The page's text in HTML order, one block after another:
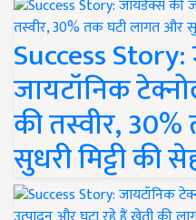
Success
जायटॉनिक
की तस्वीर,
सुधरी मिट्टी की